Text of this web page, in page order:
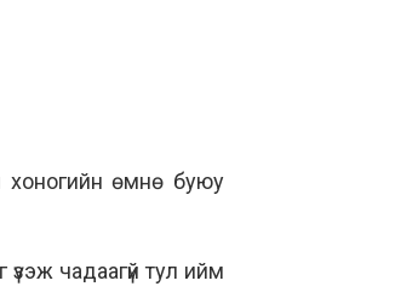
хоногийн өмнө буюу
чадаагүй тул ийм